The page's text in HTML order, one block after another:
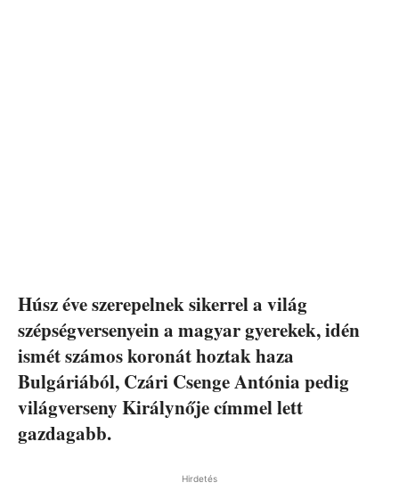
Húsz éve szerepelnek sikerrel a világ
szépségversenyein a magyar gyerekek, idén
ismét számos koronát hoztak haza
Bulgáriából, Czári Csenge Antónia pedig
világverseny Királynője címmel lett
gazdagabb.
Hirdetés